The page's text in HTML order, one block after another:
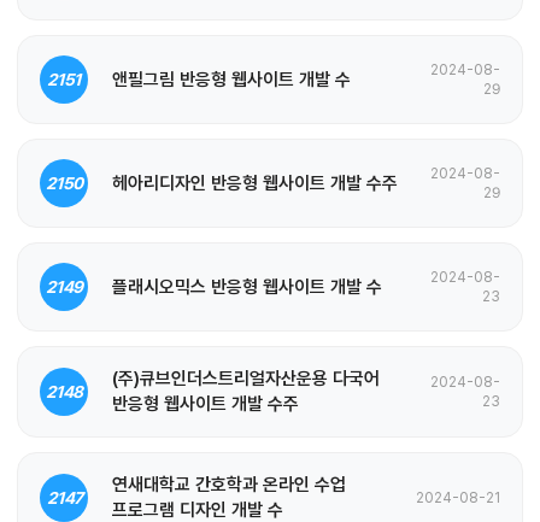
2151 앤필그림 반응형 웹사이트 개발 수
2024-08-
29
2150 헤아리디자인 반응형 웹사이트 개발 수주
2024-08-
29
2149 플래시오믹스 반응형 웹사이트 개발 수
2024-08-
23
2148
(주)큐브인더스트리얼자산운용 다국어
반응형 웹사이트 개발 수주
2024-08-
23
2147
연새대학교 간호학과 온라인 수업
프로그램 디자인 개발 수
2024-08-21